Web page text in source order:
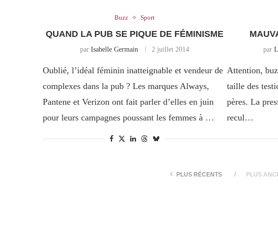
Buzz Sport
QUAND LA PUB SE PIQUE DE FÉMINISME
parIsabelle Germain 2 juillet 2014
Oublié, l’idéal féminin inatteignable et vendeur de
complexes dans la pub ? Les marques Always,
Pantene et Verizon ont fait parler d’elles en juin
pour leurs campagnes poussant les femmes à …
par
Attention,
taille des
pères. La
recul…
PLUS RÉCENTS PLUS